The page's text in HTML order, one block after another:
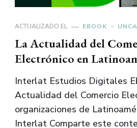
ACTUALIZADO EL EBOOK
La Actualidad del
Electrónico en
Interlat Estudios Digitales
Actualidad del Comercio
organizaciones de
Interlat Comparte este